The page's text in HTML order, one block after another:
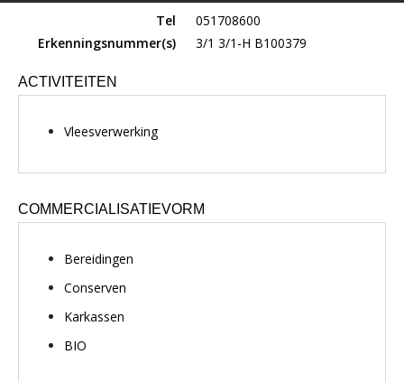
Tel
051708600
Erkenningsnummer(s)
3/1 3/1-H B100379
ACTIVITEITEN
Vleesverwerking
COMMERCIALISATIEVORM
Bereidingen
Conserven
Karkassen
BIO